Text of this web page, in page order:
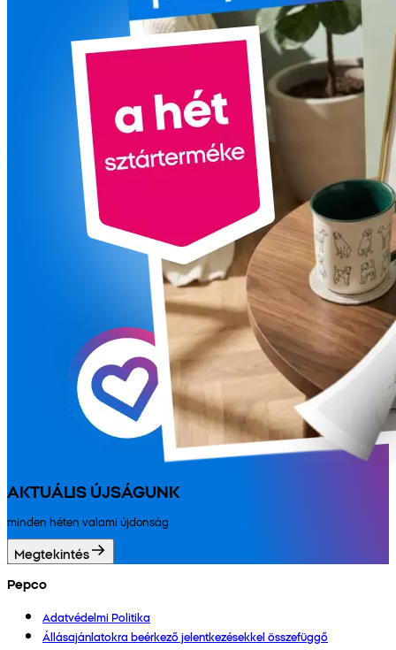
AKTUÁLIS ÚJSÁGUNK
minden héten valami újdonság
Megtekintés
Pepco
Adatvédelmi Politika
Állásajánlatokra beérkező jelentkezésekkel összefüggő